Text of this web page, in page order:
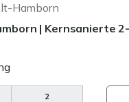
Hamborn
| Kernsanierte
2